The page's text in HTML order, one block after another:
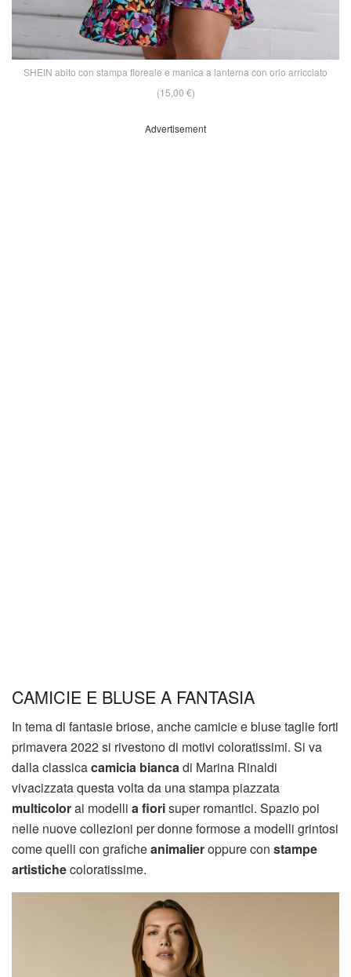
SHEIN abito con stampa floreale e manica a lanterna con orlo arricciato
(15,00 €)
Advertisement
CAMICIE E BLUSE A FANTASIA
In tema di fantasie briose, anche camicie e bluse taglie forti
primavera 2022 si rivestono di motivi coloratissimi. Si va
dalla classicacamicia biancadi Marina Rinaldi
vivacizzata questa volta da una stampa piazzata
multicolorai modelli a fiorisuper romantici. Spazio poi
nelle nuove collezioni per donne formose a modelli grintosi
come quelli con graficheanimalieroppure con stampe
artistichecoloratissime.